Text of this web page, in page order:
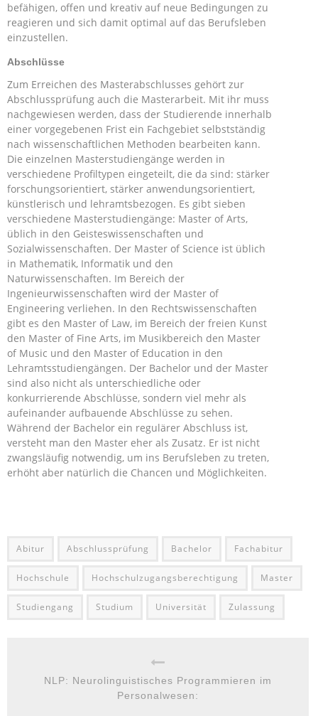
befähigen, offen und kreativ auf neue Bedingungen zu
reagieren und sich damit optimal auf das Berufsleben
einzustellen.
Abschlüsse
Zum Erreichen des Masterabschlusses gehört zur
Abschlussprüfung auch die Masterarbeit. Mit ihr muss
nachgewiesen werden, dass der Studierende innerhalb
einer vorgegebenen Frist ein Fachgebiet selbstständig
nach wissenschaftlichen Methoden bearbeiten kann.
Die einzelnen Masterstudiengänge werden in
verschiedene Profiltypen eingeteilt, die da sind: stärker
forschungsorientiert, stärker anwendungsorientiert,
künstlerisch und lehramtsbezogen. Es gibt sieben
verschiedene Masterstudiengänge: Master of Arts,
üblich in den Geisteswissenschaften und
Sozialwissenschaften. Der Master of Science ist üblich
in Mathematik, Informatik und den
Naturwissenschaften. Im Bereich der
Ingenieurwissenschaften wird der Master of
Engineering verliehen. In den Rechtswissenschaften
gibt es den Master of Law, im Bereich der freien Kunst
den Master of Fine Arts, im Musikbereich den Master
of Music und den Master of Education in den
Lehramtsstudiengängen. Der Bachelor und der Master
sind also nicht als unterschiedliche oder
konkurrierende Abschlüsse, sondern viel mehr als
aufeinander aufbauende Abschlüsse zu sehen.
Während der Bachelor ein regulärer Abschluss ist,
versteht man den Master eher als Zusatz. Er ist nicht
zwangsläufig notwendig, um ins Berufsleben zu treten,
erhöht aber natürlich die Chancen und Möglichkeiten.
Abitur Abschlussprüfung Bachelor Fachabitur
Hochschule Hochschulzugangsberechtigung Master
Studiengang Studium Universität Zulassung
NLP: Neurolinguistisches Programmieren im
Personalwesen: